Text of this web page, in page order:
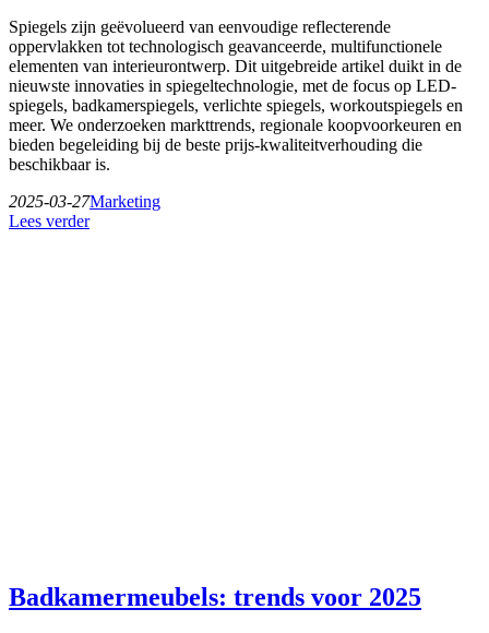
Spiegels zijn geëvolueerd van eenvoudige reflecterende
oppervlakken tot technologisch geavanceerde, multifunctionele
elementen van interieurontwerp. Dit uitgebreide artikel duikt in de
nieuwste innovaties in spiegeltechnologie, met de focus op LED-
spiegels, badkamerspiegels, verlichte spiegels, workoutspiegels en
meer. We onderzoeken markttrends, regionale koopvoorkeuren en
bieden begeleiding bij de beste prijs-kwaliteitverhouding die
beschikbaar is.
2025-03-27Marketing
Lees verder
Badkamermeubels: trends voor 2025